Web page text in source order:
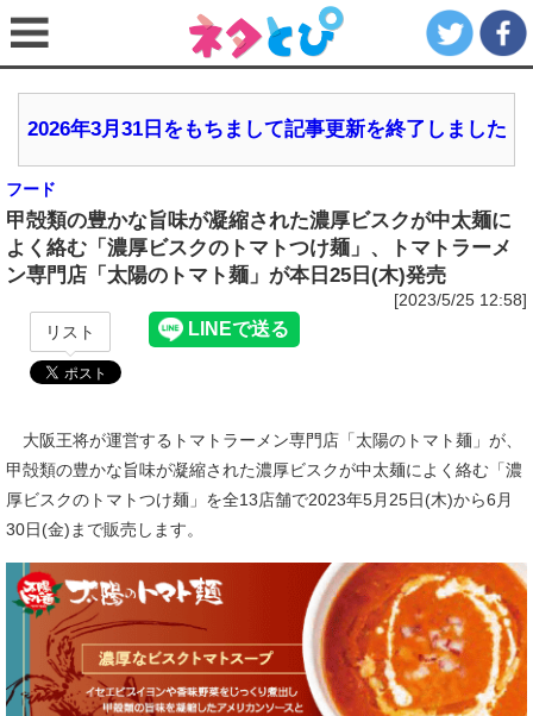
2026年3月31日をもちまして記事更新を終了しました
フード
甲殻類の豊かな旨味が凝縮された濃厚ビスクが中太麺に
よく絡む「濃厚ビスクのトマトつけ麺」、トマトラーメ
ン専門店「太陽のトマト麺」が本日25日(木)発売
[2023/5/25 12:58]
リスト
大阪王将が運営するトマトラーメン専門店「太陽のトマト麺」が、
甲殻類の豊かな旨味が凝縮された濃厚ビスクが中太麺によく絡む「濃
厚ビスクのトマトつけ麺」を全13店舗で2023年5月25日(木)から6月
30日(金)まで販売します。